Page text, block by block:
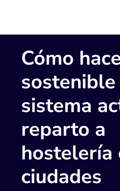
Cómo
sistema
reparto a
hostelería
ciudades